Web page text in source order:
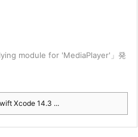
module for 'MediaPlayer'」発
Xcode 14.3 ...